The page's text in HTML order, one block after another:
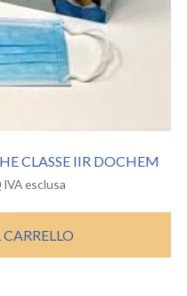
CLASSE IIR DOCHEM
Il
attuale
è:
€ 14,00.
IVA esclusa